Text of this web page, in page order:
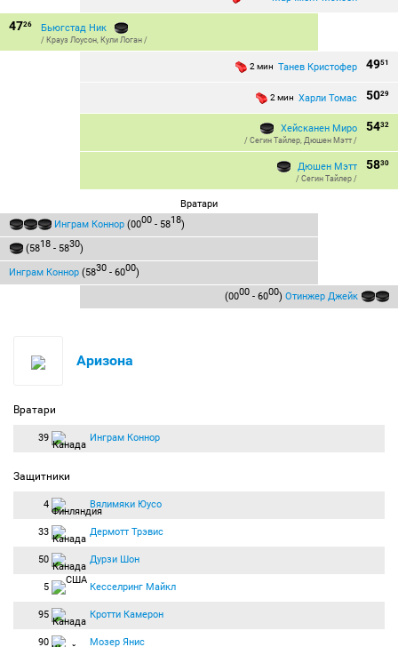
4726 Бьюгстад Ник
/ Крауз Лоусон, Кули Логан /
4951
2 мин Танев Кристофер
5029
2 мин Харли Томас
5432
Хейсканен Миро
/ Сегин Тайлер, Дюшен Мэтт /
5830
Дюшен Мэтт
/ Сегин Тайлер /
Вратари
Инграм Коннор (0000 - 5818)
(5818 - 5830)
Инграм Коннор (5830 - 6000)
(0000 - 6000) Отинжер Джейк
Аризона
Вратари
39 Инграм Коннор
Защитники
4 Вялимяки Юусо
33 Дермотт Трэвис
50 Дурзи Шон
5 Кесселринг Майкл
95 Кротти Камерон
90 Мозер Янис